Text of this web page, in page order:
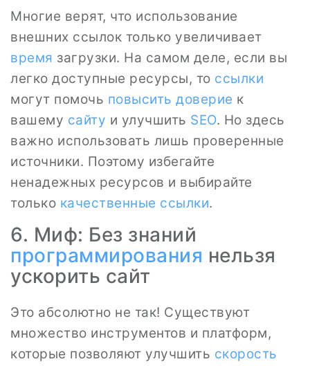
Многие верят, что использование
внешних ссылок только увеличивает
время загрузки. На самом деле, если вы
легко доступные ресурсы, то ссылки
могут помочь повысить доверие к
вашему сайту и улучшить SEO. Но здесь
важно использовать лишь проверенные
источники. Поэтому избегайте
ненадежных ресурсов и выбирайте
только качественные ссылки.
6. Миф: Без знаний
программирования нельзя
ускорить сайт
Это абсолютно не так! Существуют
множество инструментов и платформ,
которые позволяют улучшить скорость